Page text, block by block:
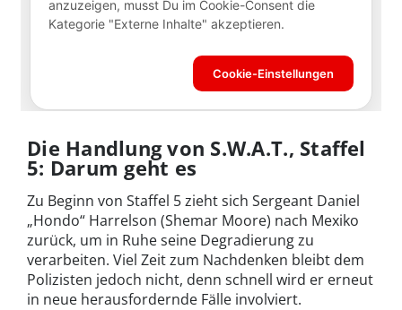
Die Handlung von S.W.A.T., Staffel
5: Darum geht es
Zu Beginn von Staffel 5 zieht sich Sergeant Daniel
„Hondo“ Harrelson (Shemar Moore) nach Mexiko
zurück, um in Ruhe seine Degradierung zu
verarbeiten. Viel Zeit zum Nachdenken bleibt dem
Polizisten jedoch nicht, denn schnell wird er erneut
in neue herausfordernde Fälle involviert.